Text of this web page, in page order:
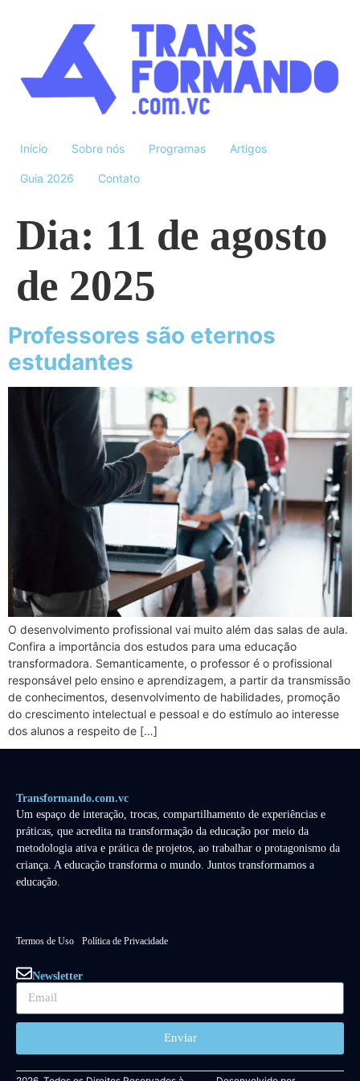
Início Sobre nós Programas Artigos
Guia 2026 Contato
Dia: 11 de agosto
de 2025
Professores são eternos
estudantes
O desenvolvimento profissional vai muito além das salas de aula.
Confira a importância dos estudos para uma educação
transformadora. Semanticamente, o professor é o profissional
responsável pelo ensino e aprendizagem, a partir da transmissão
de conhecimentos, desenvolvimento de habilidades, promoção
do crescimento intelectual e pessoal e do estímulo ao interesse
dos alunos a respeito de […]
Transformando.com.vc
Um espaço de interação, trocas, compartilhamento de experiências e
práticas, que acredita na transformação da educação por meio da
metodologia ativa e prática de projetos, ao trabalhar o protagonismo da
criança. A educação transforma o mundo. Juntos transformamos a
educação.
Termos de Uso Política de Privacidade
Newsletter
Enviar